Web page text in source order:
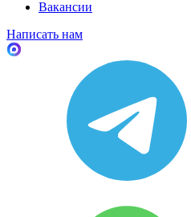
Вакансии
Написать нам